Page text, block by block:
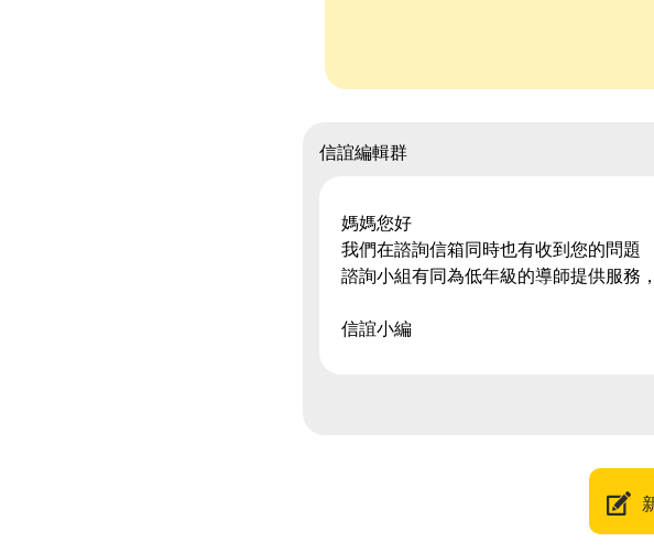
信誼編輯群
媽媽您好
我們在諮詢信箱同時也有收到您的問題
諮詢小組有同為低年級的導師提供服務
信誼小編